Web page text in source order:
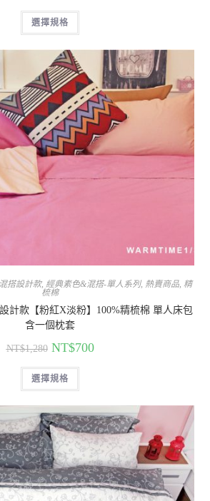
選擇規格
搭設計款, 經典素色&混搭-單人系列, 熱賣商品, 精
梳棉
計款【粉紅X淡粉】100%精梳棉 單人床包
含一個枕套
NT$1,280 NT$700
選擇規格